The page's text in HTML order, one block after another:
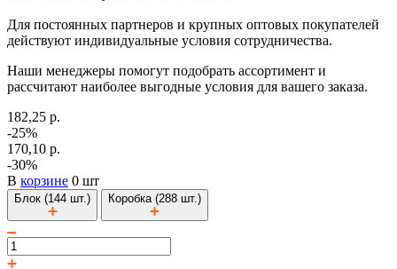
Для постоянных партнеров и крупных оптовых покупателей
действуют индивидуальные условия сотрудничества.
Наши менеджеры помогут подобрать ассортимент и
рассчитают наиболее выгодные условия для вашего заказа.
182,25 р.
-25%
170,10 р.
-30%
В корзине 0 шт
Блок (144 шт.) Коробка (288 шт.)